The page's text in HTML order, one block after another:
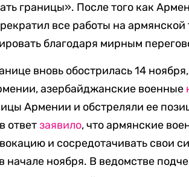
границы». После того как
все работы на
благодаря мирным
вновь обострилась 14
азербайджанские военные
Армении и обстреляли ее
ответзаявило, что армянские
и сосредотачивать свои
начале ноября. В ведомстве